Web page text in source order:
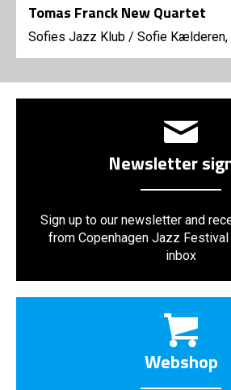
Tomas Franck New Quartet
Sofies Jazz Klub / Sofie Kælderen,
Newsletter
Sign up to our newsletter and
from Copenhagen Jazz
inbox
Webshop